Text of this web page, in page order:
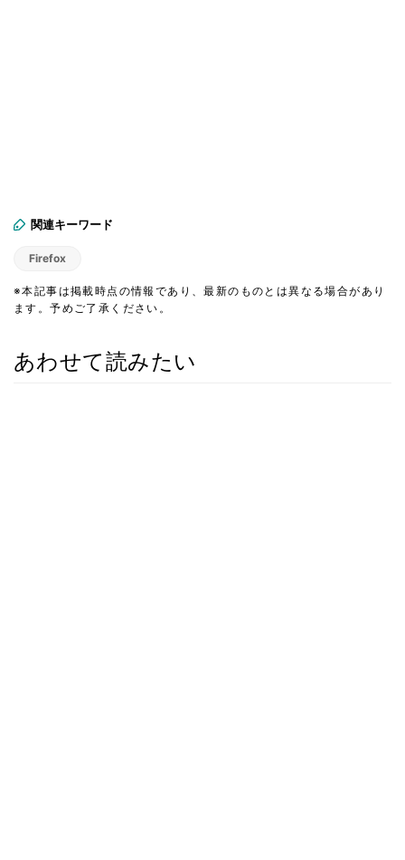
関連キーワード
Firefox
※本記事は掲載時点の情報であり、最新のものとは異なる場合があり
ます。予めご了承ください。
あわせて読みたい